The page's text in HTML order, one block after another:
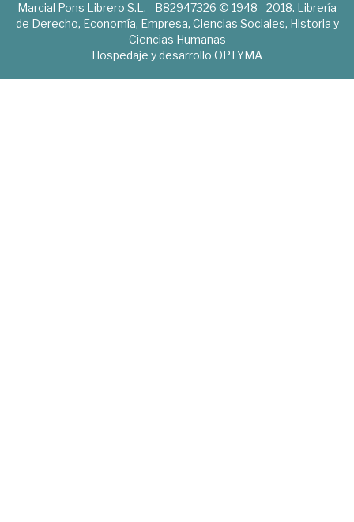
Marcial Pons Librero S.L. - B82947326 © 1948 - 2018. Librería
de Derecho, Economía, Empresa, Ciencias Sociales, Historia y
Ciencias Humanas
Hospedaje y desarrollo OPTYMA